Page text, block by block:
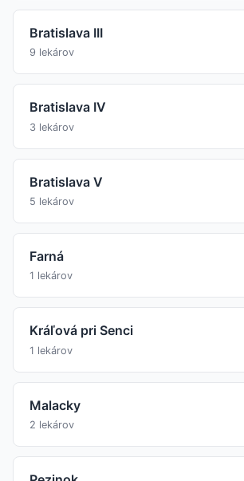
Bratislava III
9 lekárov
Bratislava IV
3 lekárov
Bratislava V
5 lekárov
Farná
1 lekárov
Kráľová pri Senci
1 lekárov
Malacky
2 lekárov